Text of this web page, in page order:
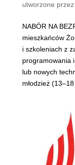
utworzone przez
NABÓR NA
mieszkańców
i szkoleniach z
programowania
lub nowych
młodzież (13–18